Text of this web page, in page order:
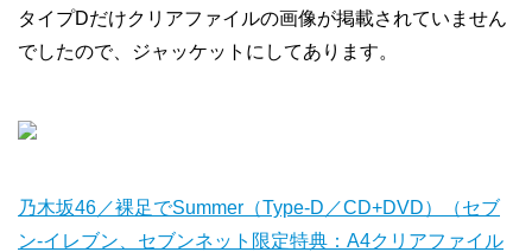
タイプDだけクリアファイルの画像が掲載されていません
でしたので、ジャッケットにしてあります。
乃木坂46／裸足でSummer（Type-D／CD+DVD）（セブ
ン‐イレブン、セブンネット限定特典：A4クリアファイル